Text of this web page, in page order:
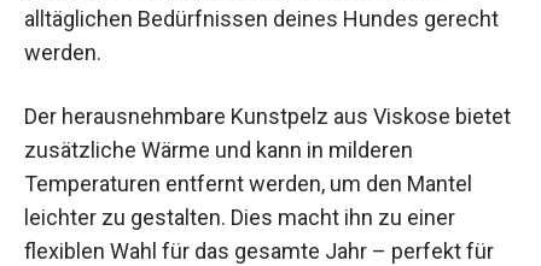
alltäglichen Bedürfnissen deines Hundes gerecht
werden.
Der herausnehmbare Kunstpelz aus Viskose bietet
zusätzliche Wärme und kann in milderen
Temperaturen entfernt werden, um den Mantel
leichter zu gestalten. Dies macht ihn zu einer
flexiblen Wahl für das gesamte Jahr – perfekt für